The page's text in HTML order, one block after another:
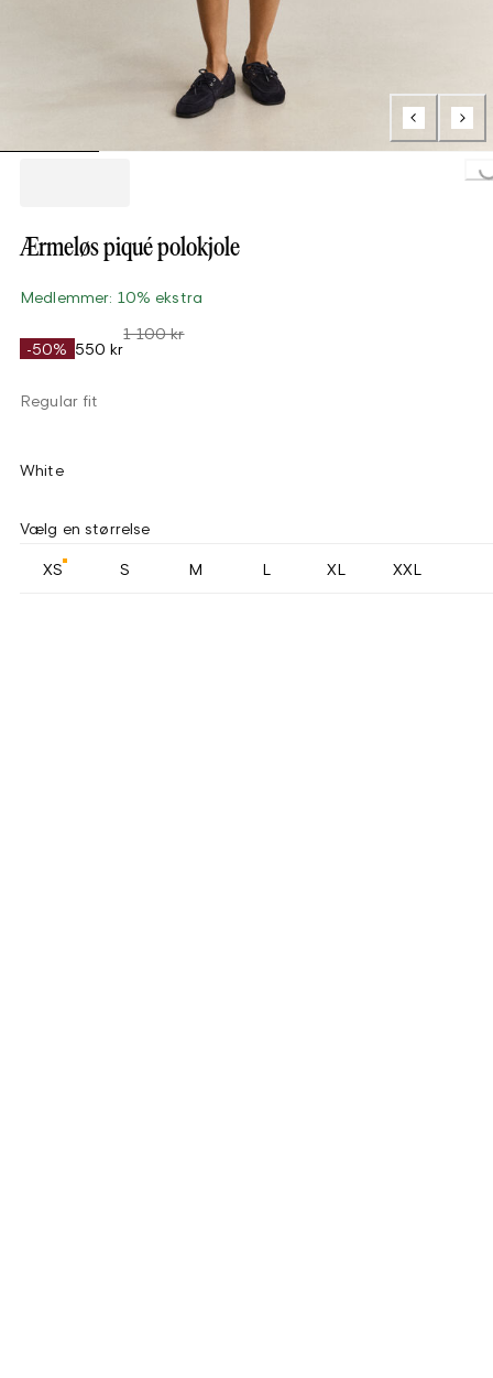
Loading...
Ærmeløs piqué polokjole
Medlemmer: 10% ekstra
-50% 550 kr
1 100 kr
Regular fit
White
Vælg en størrelse
XS S M L XL XXL